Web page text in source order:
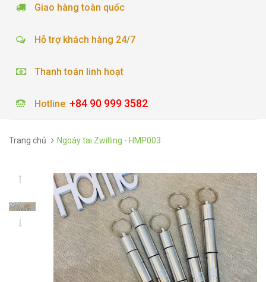
Giao hàng toàn quốc
Hỗ trợ khách hàng 24/7
Thanh toán linh hoạt
Hotline: +84 90 999 3582
Trang chủ Ngoáy tai Zwilling - HMP003